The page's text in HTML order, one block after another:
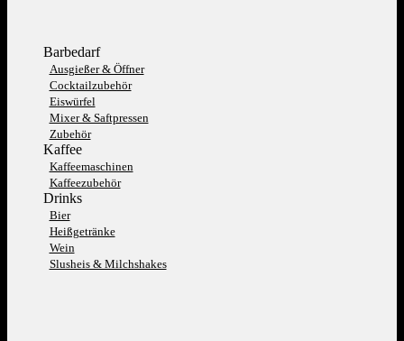
Barbedarf
Ausgießer & Öffner
Cocktailzubehör
Eiswürfel
Mixer & Saftpressen
Zubehör
Kaffee
Kaffeemaschinen
Kaffeezubehör
Drinks
Bier
Heißgetränke
Wein
Slusheis & Milchshakes